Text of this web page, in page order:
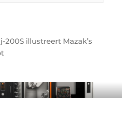
200S illustreert Mazak’s